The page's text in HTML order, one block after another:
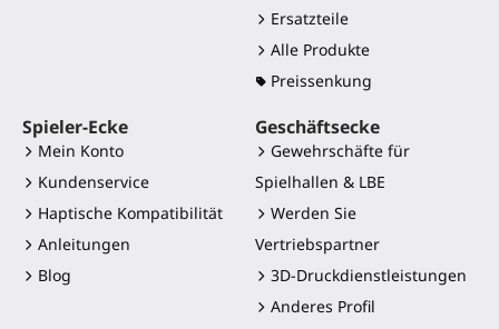
Ersatzteile
Alle Produkte
Preissenkung
Spieler-Ecke
Mein Konto
Kundenservice
Haptische Kompatibilität
Anleitungen
Blog
Geschäftsecke
Gewehrschäfte für
Spielhallen & LBE
Werden Sie
Vertriebspartner
3D-Druckdienstleistungen
Anderes Profil